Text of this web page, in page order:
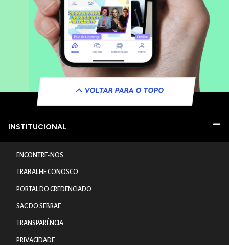
VOLTAR PARA O TOPO
INSTITUCIONAL
ENCONTRE-NOS
TRABALHE CONOSCO
PORTAL DO CREDENCIADO
SAC DO SEBRAE
TRANSPARÊNCIA
PRIVACIDADE